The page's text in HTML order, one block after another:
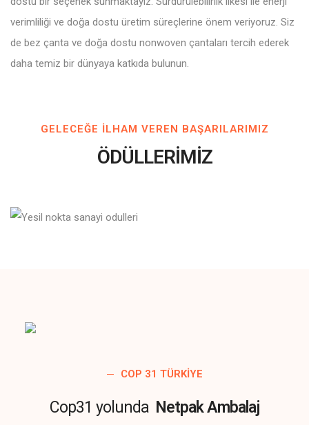
verimliliği ve doğa dostu üretim süreçlerine önem veriyoruz. Siz
de bez çanta ve doğa dostu nonwoven çantaları tercih ederek
daha temiz bir dünyaya katkıda bulunun.
GELECEĞE ILHAM VEREN BAŞARILARIMIZ
ÖDÜLLERİMİZ
COP 31 TÜRKIYE
Cop31 yolunda Netpak Ambalaj